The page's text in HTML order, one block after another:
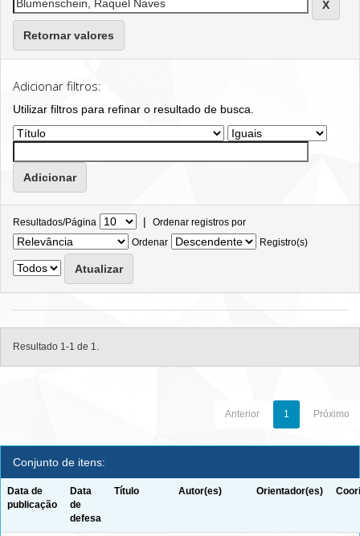
Retornar valores
Adicionar filtros:
Utilizar filtros para refinar o resultado de busca.
Resultados/Página | Ordenar registros por
Ordenar
Registro(s)
Resultado 1-1 de 1.
Anterior 1 Próximo
Conjunto de itens:
Data de
publicação
Data
de
defesa
Título Autor(es) Orientador(es)